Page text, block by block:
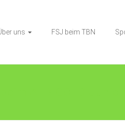
uns FSJ beim TBN